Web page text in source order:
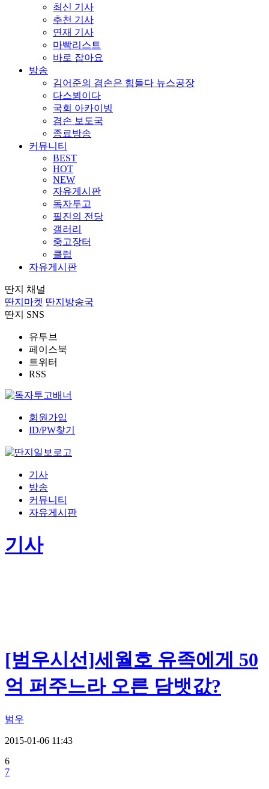
최신 기사
추천 기사
연재 기사
마빡리스트
바로 잡아요
방송
김어준의 겸손은 힘들다 뉴스공장
다스뵈이다
국회 아카이빙
겸손 보도국
종료방송
커뮤니티
BEST
HOT
NEW
자유게시판
독자투고
필진의 전당
갤러리
중고장터
클럽
자유게시판
딴지 채널
딴지마켓 딴지방송국
딴지 SNS
유투브
페이스북
트위터
RSS
회원가입
ID/PW찾기
기사
방송
커뮤니티
자유게시판
기사
[범우시선]세월호 유족에게 50
억 퍼주느라 오른 담뱃값?
범우
2015-01-06 11:43
6
7